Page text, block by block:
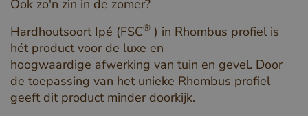
Ook zo'n zin in de zomer?
Hardhoutsoort Ipé (FSC® ) in Rhombus profiel is
hét product voor de luxe en
hoogwaardige afwerking van tuin en gevel. Door
de toepassing van het unieke Rhombus profiel
geeft dit product minder doorkijk.